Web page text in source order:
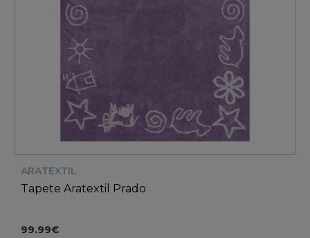
ARATEXTIL
Tapete Aratextil Prado
99.99€